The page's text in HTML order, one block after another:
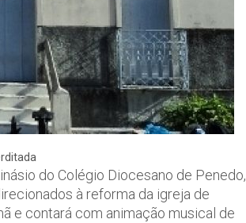
do Colégio Diocesano de Penedo,
à reforma da igreja de
e contará com animação musical de